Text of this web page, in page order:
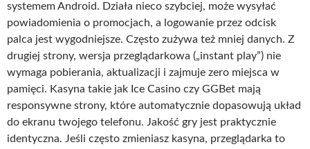
systemem Android. Działa nieco szybciej, może wysyłać
powiadomienia o promocjach, a logowanie przez odcisk
palca jest wygodniejsze. Często zużywa też mniej danych. Z
drugiej strony, wersja przeglądarkowa („instant play”) nie
wymaga pobierania, aktualizacji i zajmuje zero miejsca w
pamięci. Kasyna takie jak Ice Casino czy GGBet mają
responsywne strony, które automatycznie dopasowują układ
do ekranu twojego telefonu. Jakość gry jest praktycznie
identyczna. Jeśli często zmieniasz kasyna, przeglądarka to